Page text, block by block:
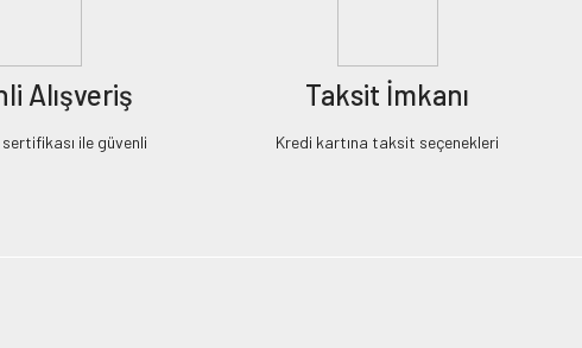
Alışveriş
ile güvenli
Taksit İmkanı
Kredi kartına taksit seçenekleri